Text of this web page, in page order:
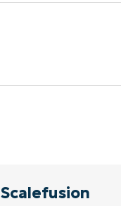
Scalefusion